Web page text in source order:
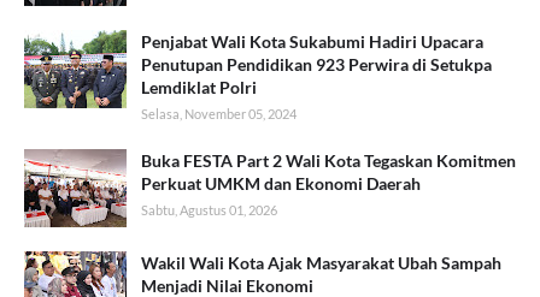
Penjabat Wali Kota Sukabumi Hadiri Upacara
Penutupan Pendidikan 923 Perwira di Setukpa
Lemdiklat Polri
Selasa, November 05, 2024
Buka FESTA Part 2 Wali Kota Tegaskan Komitmen
Perkuat UMKM dan Ekonomi Daerah
Sabtu, Agustus 01, 2026
Wakil Wali Kota Ajak Masyarakat Ubah Sampah
Menjadi Nilai Ekonomi